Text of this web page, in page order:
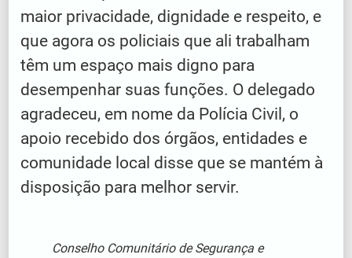
maior privacidade, dignidade e respeito, e
que agora os policiais que ali trabalham
têm um espaço mais digno para
desempenhar suas funções. O delegado
agradeceu, em nome da Polícia Civil, o
apoio recebido dos órgãos, entidades e
comunidade local disse que se mantém à
disposição para melhor servir.
Conselho Comunitário de Segurança e